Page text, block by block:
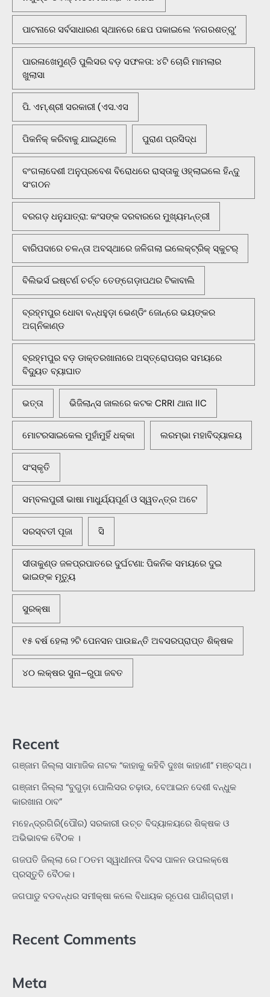
ପାଟନାରେ ସର୍ବସାଧାରଣ ସ୍ଥାନରେ ଛେପ ପକାଇଲେ ‘ନଗରଶତ୍ରୁ’
ପାରଳାଖେମୁଣ୍ଡି ପୁଲିସର ବଡ଼ ସଫଳତା: ୪ଟି ଚୋରି ମାମଲାର
ଖୁଲାସା
ପି. ଏମ୍.ଶ୍ରୀ ସରକାରୀ (ଏସ.ଏସ
ପିକନିକ୍‌ କରିବାକୁ ଯାଇଥିଲେ ପୁରାଣ ପ୍ରସିଦ୍ଧ
ବଂଗଲାଦେଶୀ ଅନୁପ୍ରବେଶ ବିରୋଧରେ ରାସ୍ତାକୁ ଓହ୍ଲାଇଲେ ହିନ୍ଦୁ
ସଂଗଠନ
ବରଗଡ଼ ଧନୁଯାତ୍ରା: କଂସଙ୍କ ଦରବାରରେ ମୁଖ୍ୟମନ୍ତ୍ରୀ
ବାରିପଦାରେ ଚଳନ୍ତା ଅବସ୍ଥାରେ ଜଳିଗଲା ଇଲେକ୍ଟ୍ରିକ୍ ସ୍କୁଟର୍
ବିଲିଭର୍ସ ଇଷ୍ଟର୍ଣ ଚର୍ଚ୍ଚ ତେଙ୍ଗେଡ଼ାପଥର ଟିକାବାଲି
ବ୍ରହ୍ମପୁର ଧୋବା ବନ୍ଧହୁଡ଼ା ଭେଣ୍ଡିଂ ଜୋନ୍‌ରେ ଭୟଙ୍କର
ଅଗ୍ନିକାଣ୍ଡ
ବ୍ରହ୍ମପୁର ବଡ଼ ଡାକ୍ତରଖାନାରେ ଅସ୍ତ୍ରୋପଚାର ସମୟରେ
ବିଦ୍ୟୁତ ବ୍ୟାଘାତ
ଭତ୍ତା ଭିଜିଲାନ୍ସ ଜାଲରେ କଟକ CRRI ଥାନା IIC
ମୋଟରସାଇକେଲ ମୁହାଁମୁହିଁ ଧକ୍କା ଲରମ୍ଭା ମହାବିଦ୍ୟାଳୟ
ସଂସ୍କୃତି
ସମ୍ବଲପୁରୀ ଭାଷା ମାଧୁର୍ଯ୍ୟପୂର୍ଣ ଓ ସ୍ୱତନ୍ତ୍ର ଅଟେ
ସରସ୍ବତୀ ପୂଜା ସି
ସୀତାକୁଣ୍ଡ ଜଳପ୍ରପାତରେ ଦୁର୍ଘଟଣା: ପିକନିକ ସମୟରେ ଦୁଇ
ଭାଇଙ୍କ ମୃତ୍ୟୁ
ସୁରକ୍ଷା
୧୫ ବର୍ଷ ହେଲା ୨ଟି ପେନସନ ପାଉଛନ୍ତି ଅବସରପ୍ରାପ୍ତ ଶିକ୍ଷକ
୪୦ ଲକ୍ଷର ସୁନା–ରୁପା ଜବତ
Recent
ଗଞ୍ଜାମ ଜିଲ୍ଲା ସାମାଜିକ ନାଟକ “କାହାକୁ କହିବି ଦୁଃଖ କାହାଣୀ” ମଞ୍ଚସ୍ଥ।
ଗଞ୍ଜାମ ଜିଲ୍ଲା “ବୁଗୁଡ଼ା ପୋଲିସର ଚଢ଼ାଉ, ବେଆଇନ ଦେଶୀ ବନ୍ଧୁକ
କାରଖାନା ଠାବ”
ମହେନ୍ଦ୍ରଗିରି(ପୌର) ସରକାରୀ ଉଚ୍ଚ ବିଦ୍ୟାଳୟରେ ଶିକ୍ଷକ ଓ
ଅଭିଭାବକ ବୈଠକ ।
ଗଜପତି ଜିଲ୍ଲା ରେ ୮୦ତମ ସ୍ୱାଧୀନତା ଦିବସ ପାଳନ ଉପଲକ୍ଷେ
ପ୍ରସ୍ତୁତି ବୈଠକ।
ଜଗପାଡୁ ବଡବନ୍ଧର ସମୀକ୍ଷା କଲେ ବିଧାୟକ ରୂପେଶ ପାଣିଗ୍ରାହୀ।
Recent Comments
Meta